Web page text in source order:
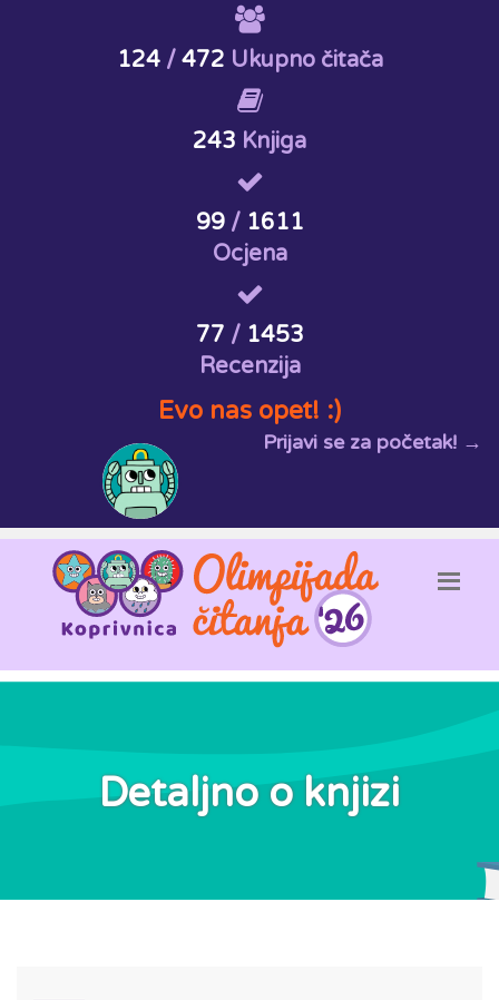
124/ 472 Ukupno čitača
243 Knjiga
99/ 1611
Ocjena
77 / 1453
Recenzija
Evo nas opet! :)
Prijavi se za početak! →
Detaljno o knjizi